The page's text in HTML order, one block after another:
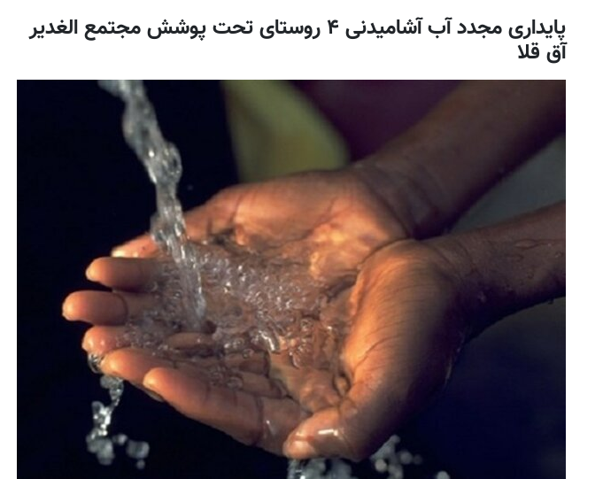
پایداری مجدد آب آشامیدنی ۴ روستای تحت پوشش مجتمع الغدیر
آق قلا